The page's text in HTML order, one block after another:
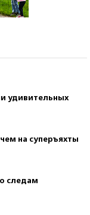
удивительных
на суперъяхты
следам